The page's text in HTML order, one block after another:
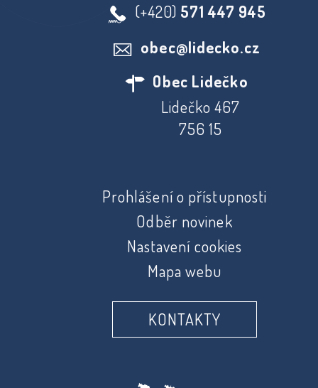
(+420) 571 447 945
obec@lidecko.cz
Obec Lidečko
Lidečko 467
756 15
Prohlášení o přístupnosti
Odběr novinek
Nastavení cookies
Mapa webu
KONTAKTY